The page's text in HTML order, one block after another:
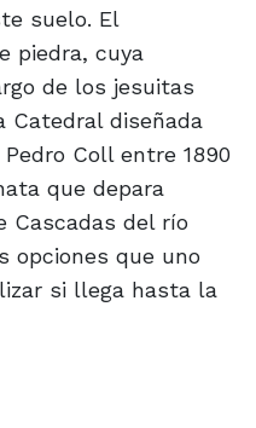
suelo. El
piedra, cuya
de los jesuitas
Catedral diseñada
Coll entre 1890
que depara
Cascadas del río
opciones que uno
si llega hasta la